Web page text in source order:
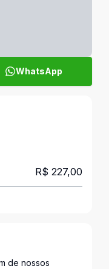
WhatsApp
R$ 227,00
de nossos